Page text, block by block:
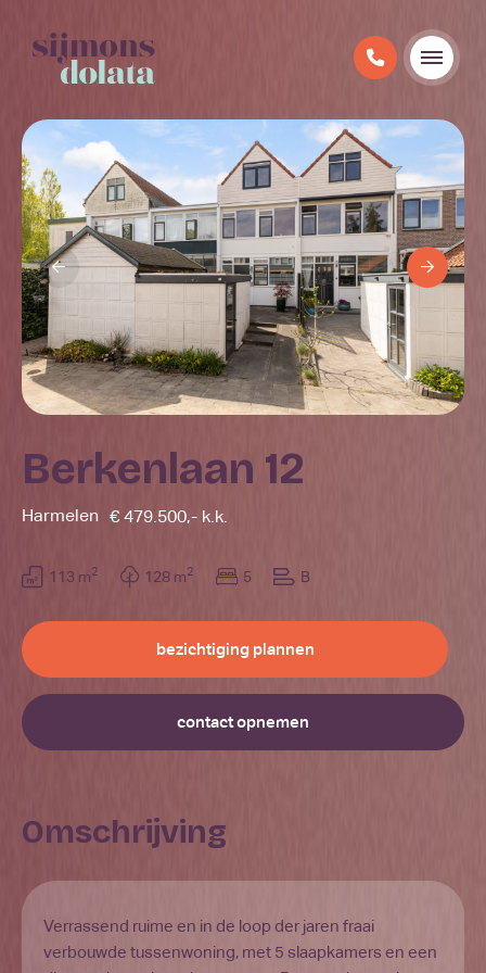
Berkenlaan 12
Harmelen € 479.500,- k.k.
113 m2 128 m2 5 B
bezichtiging plannen
contact opnemen
Omschrijving
Verrassend ruime en in de loop der jaren fraai
verbouwde tussenwoning, met 5 slaapkamers en een